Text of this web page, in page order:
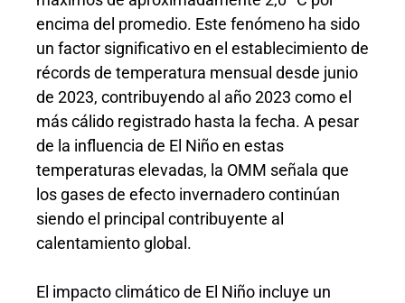
encima del promedio. Este fenómeno ha sido
un factor significativo en el establecimiento de
récords de temperatura mensual desde junio
de 2023, contribuyendo al año 2023 como el
más cálido registrado hasta la fecha. A pesar
de la influencia de El Niño en estas
temperaturas elevadas, la OMM señala que
los gases de efecto invernadero continúan
siendo el principal contribuyente al
calentamiento global.
El impacto climático de El Niño incluye un